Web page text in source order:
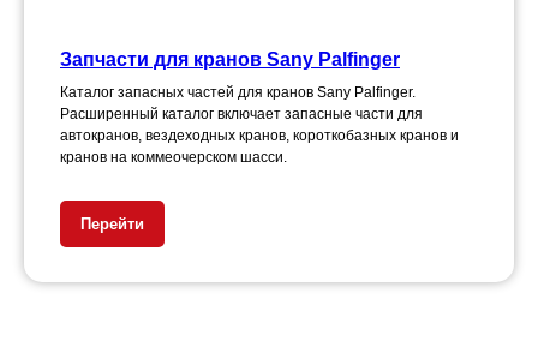
Запчасти для кранов Sany Palfinger
Каталог запасных частей для кранов Sany Palfinger.
Расширенный каталог включает запасные части для
автокранов, вездеходных кранов, короткобазных кранов и
кранов на коммеочерском шасси.
Перейти